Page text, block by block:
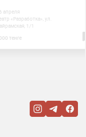
апреля
«Разработка», ул.
1/1
тенге